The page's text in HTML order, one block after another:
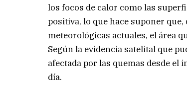
los focos de calor como las
positiva, lo que hace suponer
meteorológicas actuales, el área
Según la evidencia satelital que
afectada por las quemas desde el
día.